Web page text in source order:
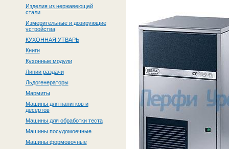
Изделия из нержавеющей
стали
Измерительные и дозирующие
устройства
КУХОННАЯ УТВАРЬ
Книги
Кухонные модули
Линии раздачи
Льдогенераторы
Мармиты
Машины для напитков и
десертов
Машины для обработки теста
Машины посудомоечные
Машины формовочные